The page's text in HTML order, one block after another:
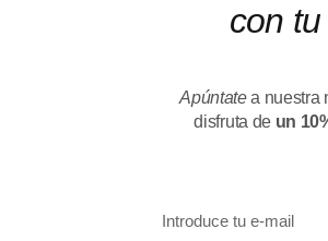
con
Apúntatea nuestra
disfruta de un